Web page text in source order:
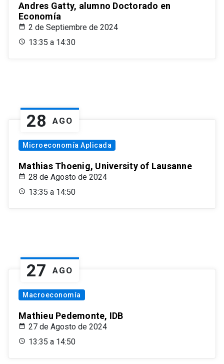
Andres Gatty, alumno Doctorado en
Economía
2 de Septiembre de 2024
13:35 a 14:30
28 AGO
Microeconomía Aplicada
Mathias Thoenig, University of Lausanne
28 de Agosto de 2024
13:35 a 14:50
27 AGO
Macroeconomía
Mathieu Pedemonte, IDB
27 de Agosto de 2024
13:35 a 14:50